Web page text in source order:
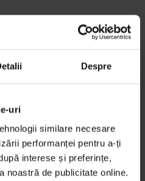
Despre
uri
similare necesare
performanței pentru a-ți
interese și preferințe,
noastră de publicitate online.